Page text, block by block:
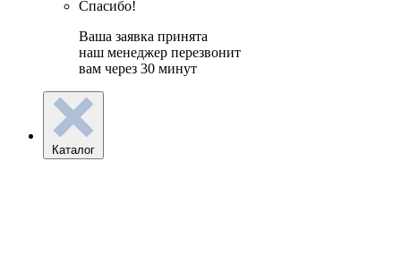
Спасибо!
Ваша заявка принята
наш менеджер перезвонит
вам через 30 минут
Каталог